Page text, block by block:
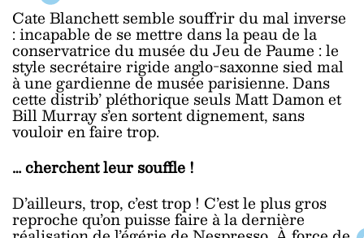
Cate Blanchett semble souffrir du mal inverse
: incapable de se mettre dans la peau de la
conservatrice du musée du Jeu de Paume : le
style secrétaire rigide anglo-saxonne sied mal
à une gardienne de musée parisienne. Dans
cette distrib’ pléthorique seuls Matt Damon et
Bill Murray s’en sortent dignement, sans
vouloir en faire trop.
… cherchent leur souffle !
D’ailleurs, trop, c’est trop ! C’est le plus gros
reproche qu’on puisse faire à la dernière